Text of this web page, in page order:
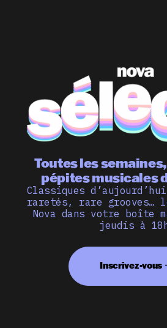
Toutes les
pépites musicales
Classiques
raretés, rare grooves…
Nova dans votre boîte
jeudis à
Inscrivez-vous